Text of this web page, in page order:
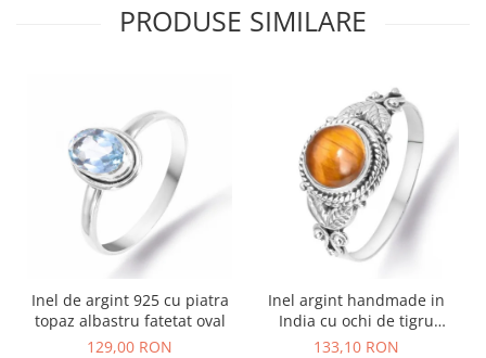
PRODUSE SIMILARE
Inel de argint 925 cu piatra
topaz albastru fatetat oval
129,00 RON
Inel argint handmade in
India cu ochi de tigru
rotund
133,10 RON